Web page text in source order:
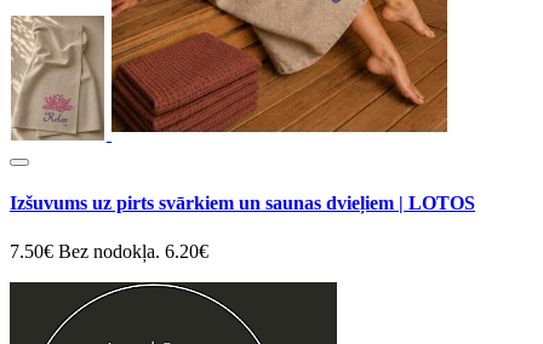
Izšuvums uz pirts svārkiem un saunas dvieļiem | LOTOS
7.50€ Bez nodokļa. 6.20€